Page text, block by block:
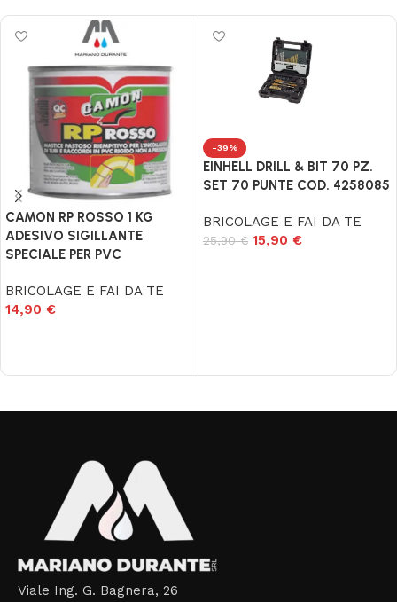
CAMON RP ROSSO 1 KG
ADESIVO SIGILLANTE
SPECIALE PER PVC
BRICOLAGE E FAI DA TE
14,90 €
-39%
EINHELL DRILL & BIT 70 PZ.
SET 70 PUNTE COD. 4258085
BRICOLAGE E FAI DA TE
25,90€ 15,90 €
Viale Ing. G. Bagnera, 26